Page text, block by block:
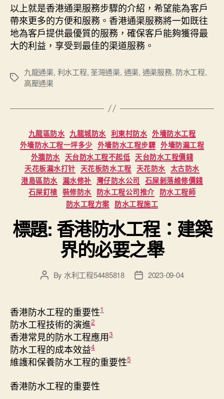
以上就是香港通渠服務步驟的介紹，希望能為客戶
帶來更多的方便和服務。香港通渠服務將一如既往
地為客戶提供最優質的服務，確保客戶能夠獲得最
大的利益，享受到最佳的渠道服務。
Tags
九龍通渠, 利水工程, 荃灣通渠, 通渠, 通渠服務, 防水工程,
高壓通渠
Categories
九龍區防水 九龍城防水 利東村防水 外墻防水工程
外墻防水工程一坪多少 外墻防水工程步驟 外墻防漏工程
外牆防水 天台防水工程不起低 天台防水工程價錢
天花板漏水打针 天花板防水工程 天花防水 太古防水
港島區防水 漏水修补 灣仔防水公司 石屎剝落維修價錢
石屎釘槍 裝修防水 防水工程公司推介 防水工程師
防水工程方案 防水工程施工
標題: 香港防水工程：建築
界的必要之舉
PostBy 水利工程54485818
Post2023-09-04
香港防水工程的重要性1
防水工程技術的演進2
香港常見的防水工程應用3
防水工程的成本效益4
維護和保養防水工程的重要性5
香港防水工程的重要性